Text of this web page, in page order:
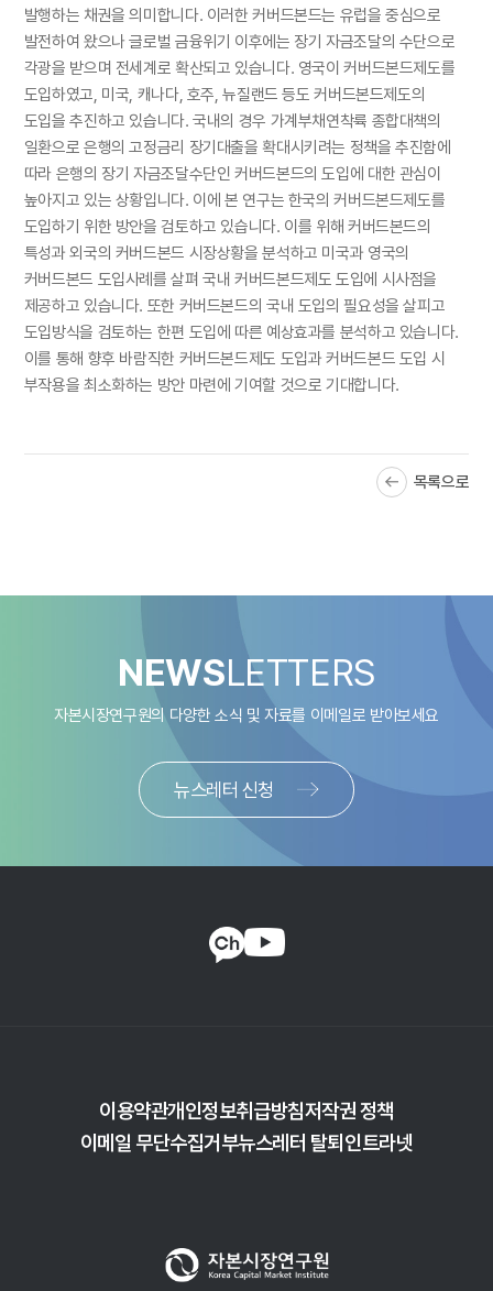
발행하는 채권을 의미합니다. 이러한 커버드본드는 유럽을 중심으로
발전하여 왔으나 글로벌 금융위기 이후에는 장기 자금조달의 수단으로
각광을 받으며 전세계로 확산되고 있습니다. 영국이 커버드본드제도를
도입하였고, 미국, 캐나다, 호주, 뉴질랜드 등도 커버드본드제도의
도입을 추진하고 있습니다. 국내의 경우 가계부채연착륙 종합대책의
일환으로 은행의 고정금리 장기대출을 확대시키려는 정책을 추진함에
따라 은행의 장기 자금조달수단인 커버드본드의 도입에 대한 관심이
높아지고 있는 상황입니다. 이에 본 연구는 한국의 커버드본드제도를
도입하기 위한 방안을 검토하고 있습니다. 이를 위해 커버드본드의
특성과 외국의 커버드본드 시장상황을 분석하고 미국과 영국의
커버드본드 도입사례를 살펴 국내 커버드본드제도 도입에 시사점을
제공하고 있습니다. 또한 커버드본드의 국내 도입의 필요성을 살피고
도입방식을 검토하는 한편 도입에 따른 예상효과를 분석하고 있습니다.
이를 통해 향후 바람직한 커버드본드제도 도입과 커버드본드 도입 시
부작용을 최소화하는 방안 마련에 기여할 것으로 기대합니다.
목록으로
NEWSLETTERS
자본시장연구원의 다양한 소식 및 자료를 이메일로 받아보세요
뉴스레터 신청
이용약관개인정보취급방침저작권 정책
이메일 무단수집거부뉴스레터 탈퇴 인트라넷